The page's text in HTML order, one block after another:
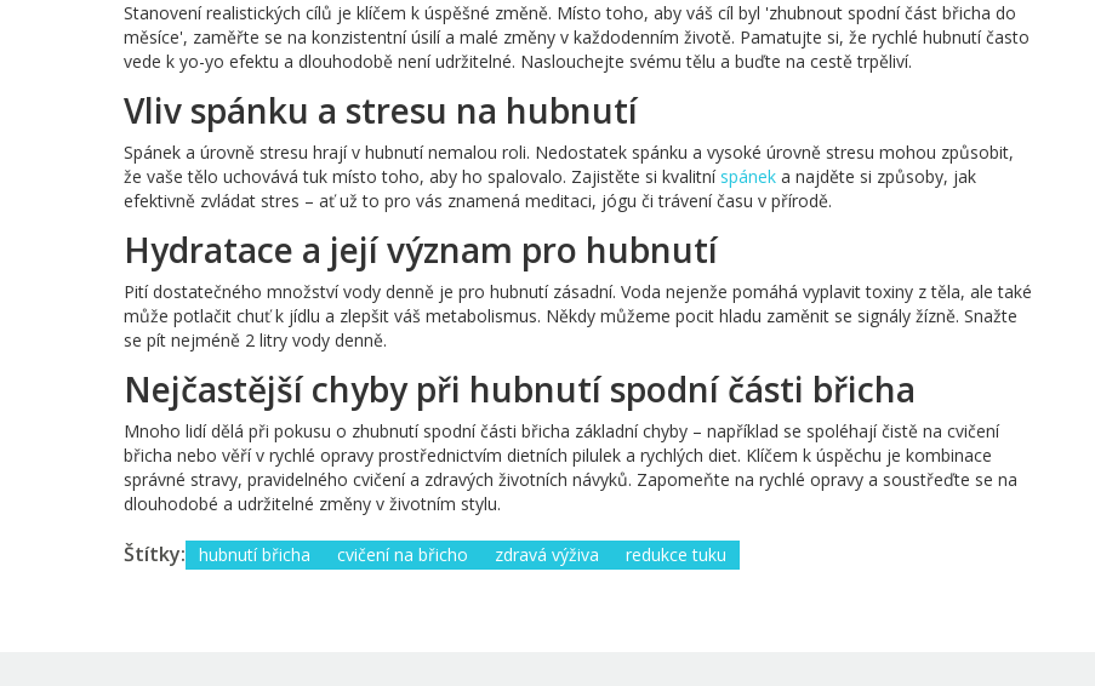
Stanovení realistických cílů je klíčem k úspěšné změně. Místo toho, aby váš cíl byl 'zhubnout spodní část břicha do
měsíce', zaměřte se na konzistentní úsilí a malé změny v každodenním životě. Pamatujte si, že rychlé hubnutí často
vede k yo-yo efektu a dlouhodobě není udržitelné. Naslouchejte svému tělu a buďte na cestě trpěliví.
Vliv spánku a stresu na hubnutí
Spánek a úrovně stresu hrají v hubnutí nemalou roli. Nedostatek spánku a vysoké úrovně stresu mohou způsobit,
že vaše tělo uchovává tuk místo toho, aby ho spalovalo. Zajistěte si kvalitní spánek a najděte si způsoby, jak
efektivně zvládat stres – ať už to pro vás znamená meditaci, jógu či trávení času v přírodě.
Hydratace a její význam pro hubnutí
Pití dostatečného množství vody denně je pro hubnutí zásadní. Voda nejenže pomáhá vyplavit toxiny z těla, ale také
může potlačit chuť k jídlu a zlepšit váš metabolismus. Někdy můžeme pocit hladu zaměnit se signály žízně. Snažte
se pít nejméně 2 litry vody denně.
Nejčastější chyby při hubnutí spodní části břicha
Mnoho lidí dělá při pokusu o zhubnutí spodní části břicha základní chyby – například se spoléhají čistě na cvičení
břicha nebo věří v rychlé opravy prostřednictvím dietních pilulek a rychlých diet. Klíčem k úspěchu je kombinace
správné stravy, pravidelného cvičení a zdravých životních návyků. Zapomeňte na rychlé opravy a soustřeďte se na
dlouhodobé a udržitelné změny v životním stylu.
Štítky: hubnutí břicha cvičení na břicho zdravá výživa redukce tuku